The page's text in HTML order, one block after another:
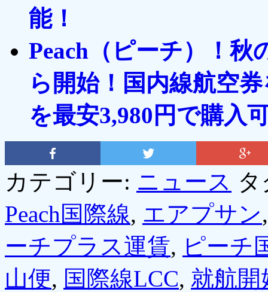
能！
Peach（ピーチ）！秋
ら開始！国内線航空
を最安3,980円で購入
カテゴリー: ニュース
Peach国際線, エアプサン
ーチプラス運賃, ピーチ
山便, 国際線LCC, 就航開